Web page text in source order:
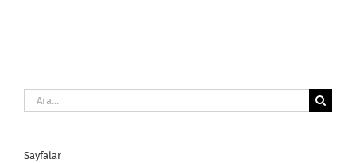
Ara:
Sayfalar